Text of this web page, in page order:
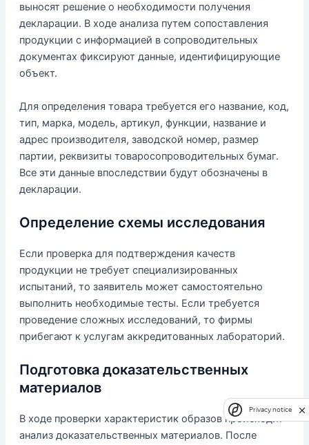
выносят решение о необходимости получения
декларации. В ходе анализа путем сопоставления
продукции с информацией в сопроводительных
документах фиксируют данные, идентифицирующие
объект.
Для определения товара требуется его название, код,
тип, марка, модель, артикул, функции, название и
адрес производителя, заводской номер, размер
партии, реквизиты товаросопроводительных бумаг.
Все эти данные впоследствии будут обозначены в
декларации.
Определение схемы исследования
Если проверка для подтверждения качеств
продукции не требует специализированных
испытаний, то заявитель может самостоятельно
выполнить необходимые тесты. Если требуется
проведение сложных исследований, то фирмы
прибегают к услугам аккредитованных лабораторий.
Подготовка доказательственных
материалов
В ходе проверки характеристик образов происходит
анализ доказательственных материалов. После
Privacy notice